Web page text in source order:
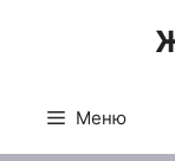
Меню